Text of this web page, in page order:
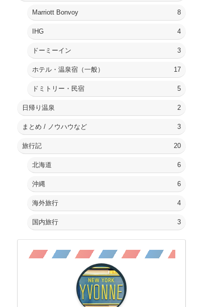
Marriott Bonvoy 8
IHG 4
ドーミーイン 3
ホテル・温泉宿（一般） 17
ドミトリー・民宿 5
日帰り温泉 2
まとめ / ノウハウなど 3
旅行記 20
北海道 6
沖縄 6
海外旅行 4
国内旅行 3